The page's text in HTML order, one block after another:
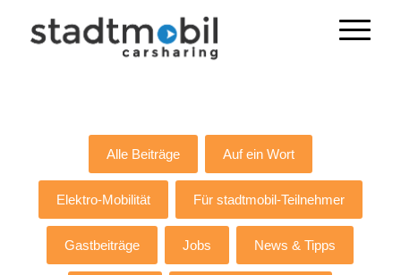
Alle Beiträge Auf ein Wort
Elektro-Mobilität Für stadtmobil-Teilnehmer
Gastbeiträge Jobs News & Tipps